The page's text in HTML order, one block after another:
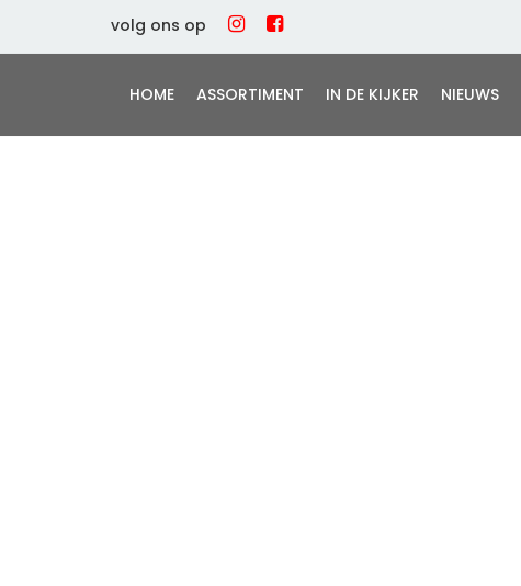
volg ons op
HOME ASSORTIMENT IN DE KIJKER NIEUWS